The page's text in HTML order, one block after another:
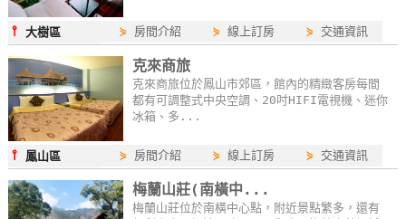
紅
利
查
詢
訂
房
⫯大樹區 ⋟ 房間介紹 ⋟線上訂房 ⋟ 交通資訊
克來商旅
克來商旅位於鳳山市郊區，館內的精緻客房每間
都有可調整式中央空調、20吋HIFI電視機、迷你
冰箱、多...
⫯ 鳳山區 ⋟ 房間介紹 ⋟線上訂房 ⋟ 交通資訊
梅蘭山莊(南橫中...
梅蘭山莊位於南橫中心點，附近景點繁多，還有